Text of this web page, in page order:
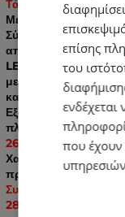
Τάση εισόδου: 12V
Μέγεθος: 75cm/
Σύνδεση με τον
απενεργοποίησης
LED με οπτικό φακό
μεγαλύτερη
και την ορατότητα.
Εξαιρετικό για
πλατφόρμας,
26 λειτουργίες που
Χαμηλή
προσδόκιμο ζωής
Συνοδεύεται από
28)
επίσης
του
ενδέχεται
που έχουν